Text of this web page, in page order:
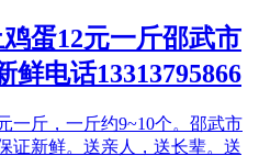
蛋12元一斤邵武市
鲜电话13313795866
一斤，一斤约9~10个。邵武市
证新鲜。送亲人，送长辈。送